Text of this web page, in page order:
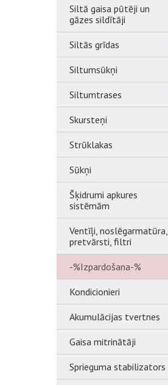
Siltā gaisa pūtēji un
gāzes sildītāji
Siltās grīdas
Siltumsūkņi
Siltumtrases
Skursteņi
Strūklakas
Sūkņi
Šķidrumi apkures
sistēmām
Ventīļi, noslēgarmatūra,
pretvārsti, filtri
-%Izpardošana-%
Kondicionieri
Akumulācijas tvertnes
Gaisa mitrinātāji
Sprieguma stabilizators